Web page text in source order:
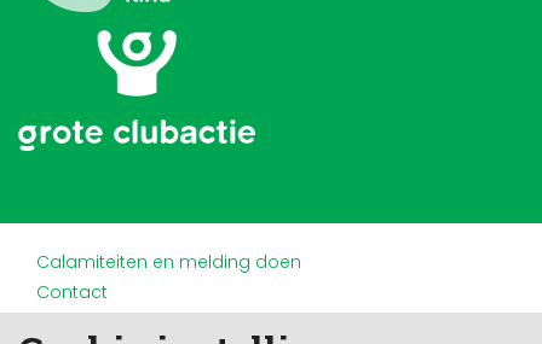
Calamiteiten en melding doen
Contact